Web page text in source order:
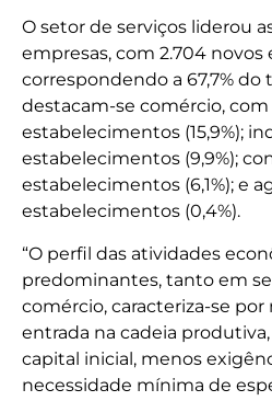
O setor de serviços liderou
empresas, com 2.704
correspondendo a 67,7% do
destacam-se comércio, com
estabelecimentos (15,9%);
estabelecimentos (9,9%);
estabelecimentos (6,1%); e
estabelecimentos (0,4%).
“O perfil das atividades
predominantes, tanto em
comércio, caracteriza-se por
entrada na cadeia
capital inicial, menos
necessidade mínima de